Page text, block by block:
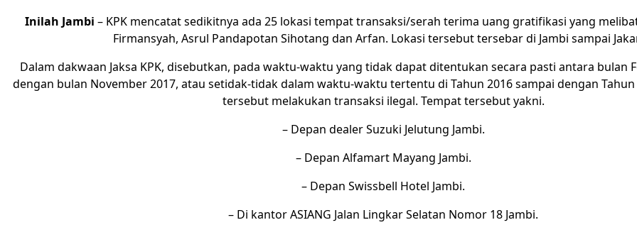
Inilah Jambi – KPK mencatat sedikitnya ada 25 lokasi tempat transaksi/serah terima uang gratifikasi yang
Firmansyah, Asrul Pandapotan Sihotang dan Arfan. Lokasi tersebut tersebar di Jambi sampai
Dalam dakwaan Jaksa KPK, disebutkan, pada waktu-waktu yang tidak dapat ditentukan secara pasti antara bulan
dengan bulan November 2017, atau setidak-tidak dalam waktu-waktu tertentu di Tahun 2016 sampai dengan
tersebut melakukan transaksi ilegal. Tempat tersebut yakni.
– Depan dealer Suzuki Jelutung Jambi.
– Depan Alfamart Mayang Jambi.
– Depan Swissbell Hotel Jambi.
– Di kantor ASIANG Jalan Lingkar Selatan Nomor 18 Jambi.